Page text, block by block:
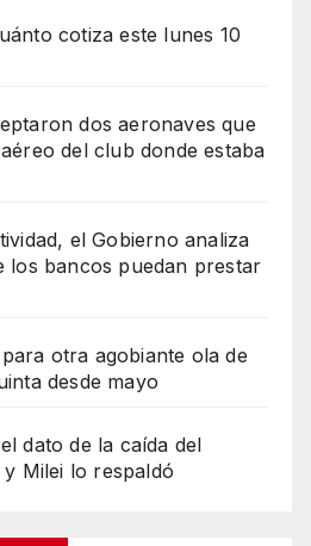
cotiza este lunes 10
dos aeronaves que
del club donde estaba
el Gobierno analiza
los bancos puedan prestar
otra agobiante ola de
desde mayo
dato de la caída del
Milei lo respaldó